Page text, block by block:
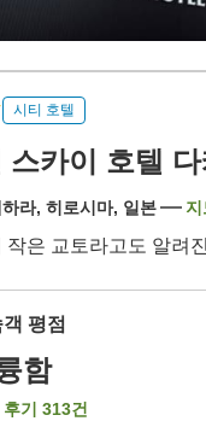
시티 호텔
스카이 호텔
하라, 히로시마, 일본 지
작은 교토라고도 알려
평점
함
기 313건